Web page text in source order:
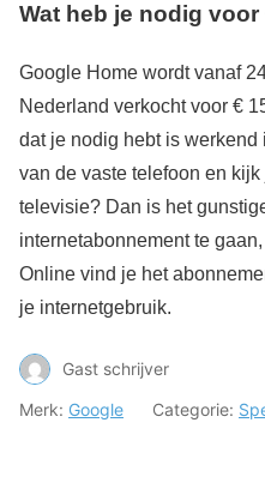
Wat heb je nodig
Google Home wordt vanaf
Nederland verkocht voor €
dat je nodig hebt is
van de vaste telefoon en
televisie? Dan is het
internetabonnement te
Online vind je het
je internetgebruik.
Gast schrijver
Merk: Google Categorie: